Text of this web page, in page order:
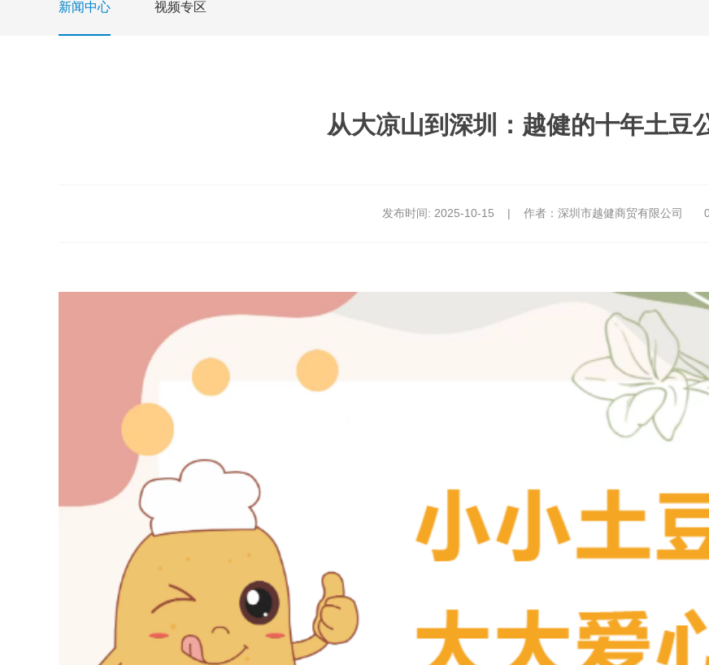
新闻中心 视频专区
从大凉山到深圳：越健的十年土豆
发布时间: 2025-10-15 | 作者：深圳市越健商贸有限公司